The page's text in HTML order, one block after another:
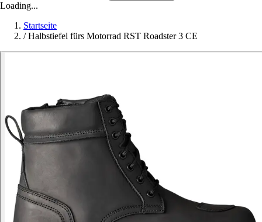
Loading...
Startseite
/ Halbstiefel fürs Motorrad RST Roadster 3 CE